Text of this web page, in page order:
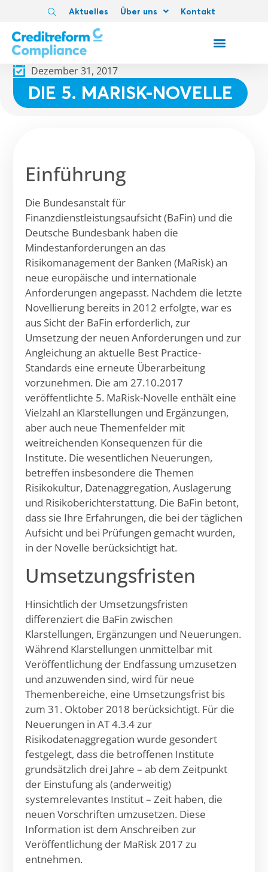
Aktuelles Über uns Kontakt
Dezember 31, 2017
DIE 5. MARISK-NOVELLE
Einführung
Die Bundesanstalt für
Finanzdienstleistungsaufsicht (BaFin) und die
Deutsche Bundesbank haben die
Mindestanforderungen an das
Risikomanagement der Banken (MaRisk) an
neue europäische und internationale
Anforderungen angepasst. Nachdem die letzte
Novellierung bereits in 2012 erfolgte, war es
aus Sicht der BaFin erforderlich, zur
Umsetzung der neuen Anforderungen und zur
Angleichung an aktuelle Best Practice-
Standards eine erneute Überarbeitung
vorzunehmen. Die am 27.10.2017
veröffentlichte 5. MaRisk-Novelle enthält eine
Vielzahl an Klarstellungen und Ergänzungen,
aber auch neue Themenfelder mit
weitreichenden Konsequenzen für die
Institute. Die wesentlichen Neuerungen,
betreffen insbesondere die Themen
Risikokultur, Datenaggregation, Auslagerung
und Risikoberichterstattung. Die BaFin betont,
dass sie Ihre Erfahrungen, die bei der täglichen
Aufsicht und bei Prüfungen gemacht wurden,
in der Novelle berücksichtigt hat.
Umsetzungsfristen
Hinsichtlich der Umsetzungsfristen
differenziert die BaFin zwischen
Klarstellungen, Ergänzungen und Neuerungen.
Während Klarstellungen unmittelbar mit
Veröffentlichung der Endfassung umzusetzen
und anzuwenden sind, wird für neue
Themenbereiche, eine Umsetzungsfrist bis
zum 31. Oktober 2018 berücksichtigt. Für die
Neuerungen in AT 4.3.4 zur
Risikodatenaggregation wurde gesondert
festgelegt, dass die betroffenen Institute
grundsätzlich drei Jahre – ab dem Zeitpunkt
der Einstufung als (anderweitig)
systemrelevantes Institut – Zeit haben, die
neuen Vorschriften umzusetzen. Diese
Information ist dem Anschreiben zur
Veröffentlichung der MaRisk 2017 zu
entnehmen.